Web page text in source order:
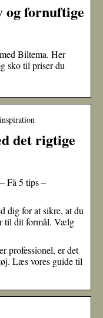
og fornuftige
Biltema. Her
sko til priser du
det rigtige
Få 5 tips –
dig for at sikre, at du
til dit formål. Vælg
professionel, er det
Læs vores guide til